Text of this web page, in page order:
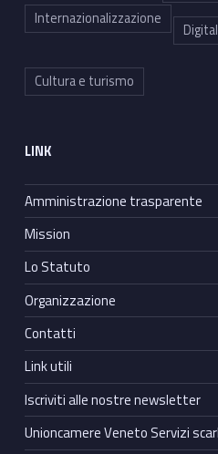
Internazionalizzazione
Cultura e turismo
LINK
Amministrazione trasparente
Mission
Lo Statuto
Organizzazione
Contatti
Link utili
Iscriviti alle nostre newsletter
Unioncamere Veneto Servizi scarl